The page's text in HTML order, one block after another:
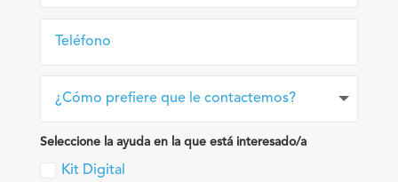
Seleccione la ayuda en la que está interesado/a
Kit Digital